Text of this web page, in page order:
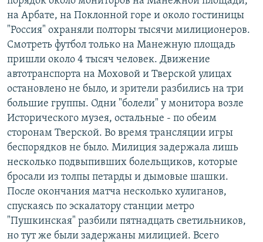
на Арбате, на Поклонной горе и около гостиницы
"Россия" охраняли полторы тысячи милиционеров.
Смотреть футбол только на Манежную площадь
пришли около 4 тысяч человек. Движение
автотранспорта на Моховой и Тверской улицах
остановлено не было, и зрители разбились на три
большие группы. Одни "болели" у монитора возле
Исторического музея, остальные - по обеим
сторонам Тверской. Во время трансляции игры
беспорядков не было. Милиция задержала лишь
несколько подвыпивших болельщиков, которые
бросали из толпы петарды и дымовые шашки.
После окончания матча несколько хулиганов,
спускаясь по эскалатору станции метро
"Пушкинская" разбили пятнадцать светильников,
но тут же были задержаны милицией. Всего